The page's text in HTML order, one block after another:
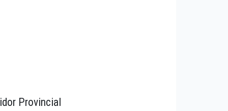
Provincial